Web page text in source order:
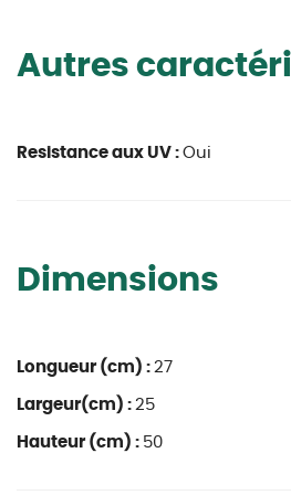
Autres
Resistance aux UV : Oui
Dimensions
Longueur (cm) : 27
Largeur(cm) : 25
Hauteur (cm) : 50